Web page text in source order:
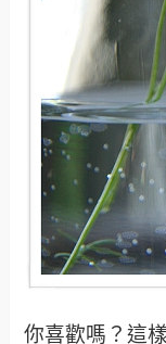
你喜歡嗎？這